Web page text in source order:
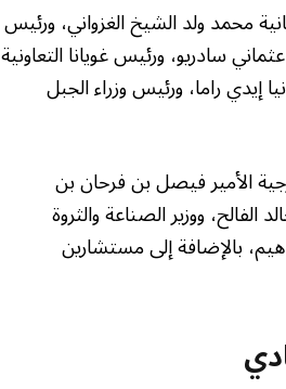
محمد ولد الشيخ الغزواني، ورئيس
سادريو، ورئيس غويانا التعاونية
إيدي راما، ورئيس وزراء الجبل
الأمير فيصل بن فرحان بن
الفالح، ووزير الصناعة والثروة
بالإضافة إلى مستشارين